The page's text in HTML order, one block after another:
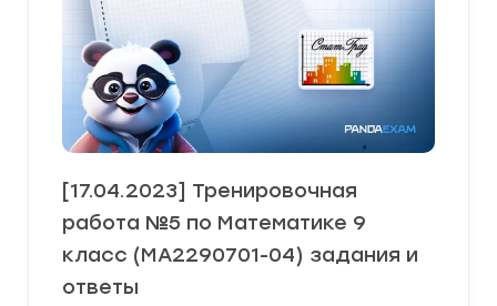
[17.04.2023] Тренировочная
работа №5 по Математике 9
класс (МА2290701-04) задания и
ответы